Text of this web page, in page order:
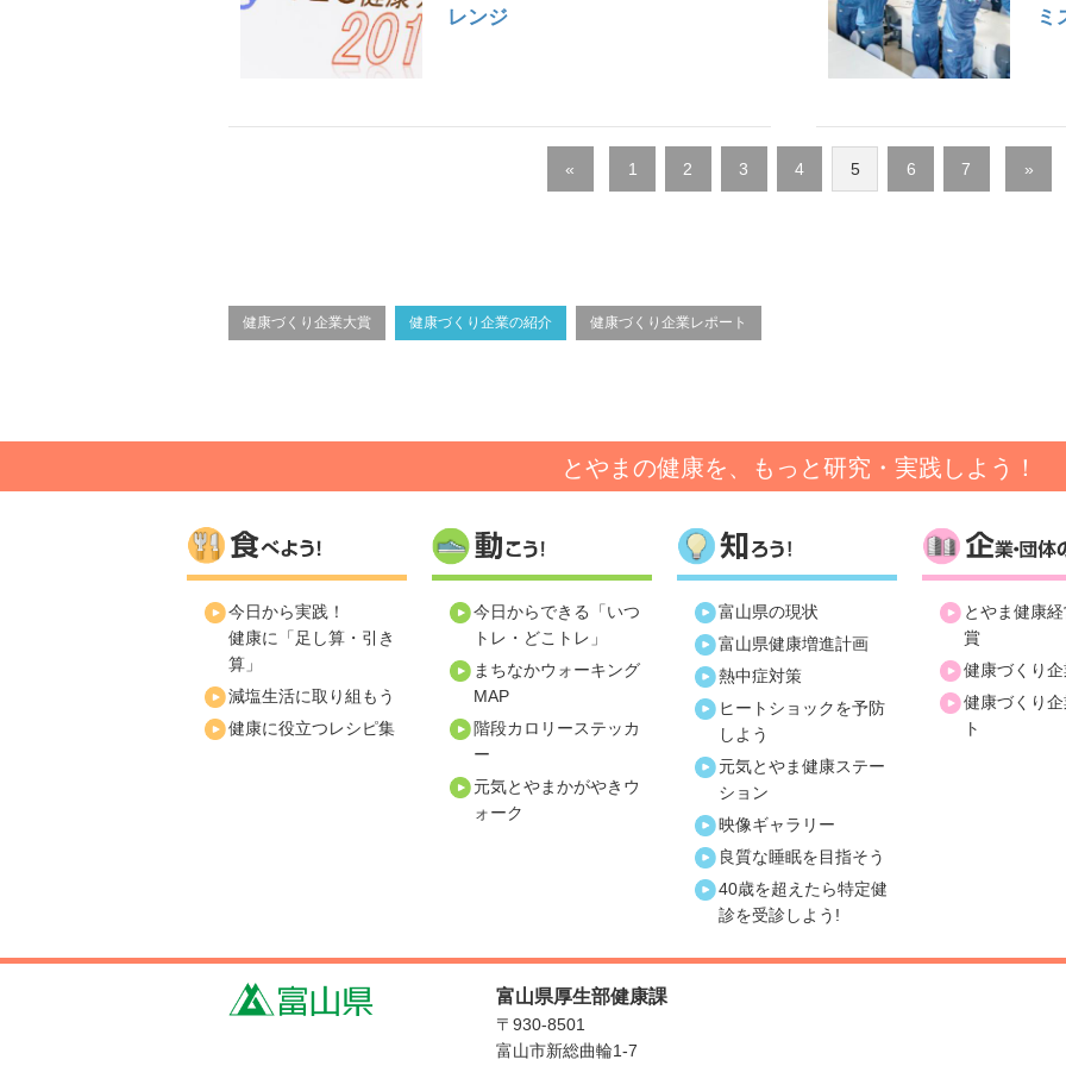
レンジ
ミ
« 1 2 3 4 5 6 7 »
健康づくり企業大賞 健康づくり企業の紹介 健康づくり企業レポート
とやまの健康を、もっと研究・実践しよう！
今日から実践！
健康に「足し算・引き
算」
減塩生活に取り組もう
健康に役立つレシピ集
今日からできる「いつ
トレ・どこトレ」
まちなかウォーキング
MAP
階段カロリーステッカ
ー
元気とやまかがやきウ
ォーク
富山県の現状
富山県健康増進計画
熱中症対策
ヒートショックを予防
しよう
元気とやま健康ステー
ション
映像ギャラリー
良質な睡眠を目指そう
40歳を超えたら特定健
診を受診しよう!
とやま健康
賞
健康づくり
健康づくり
ト
富山県厚生部健康課
〒930-8501
富山市新総曲輪1-7